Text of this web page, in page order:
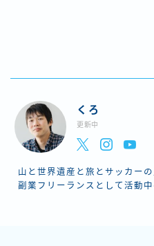
くろ
更新中
山と世界遺産と旅とサッカーの
副業フリーランスとして活動